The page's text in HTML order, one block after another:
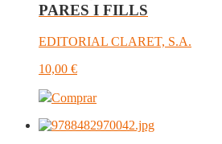
PARES I FILLS
EDITORIAL CLARET, S.A.
10,00 €
Comprar